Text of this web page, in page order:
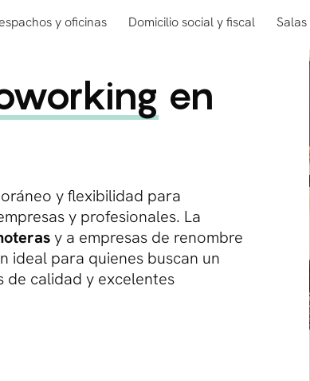
y oficinas Domicilio social y fiscal Salas
en
y flexibilidad para
y profesionales. La
y a empresas de renombre
ideal para quienes buscan un
calidad y excelentes